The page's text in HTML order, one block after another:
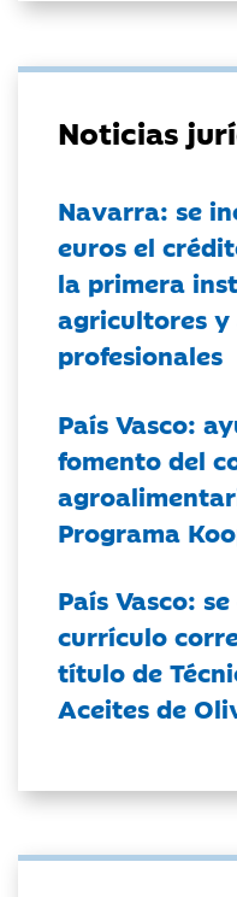
Noticias
Navarra: se
euros el
la primera
agricultores
profesionales
País Vasco:
fomento del
Programa
País Vasco:
currículo
título de
Aceites de